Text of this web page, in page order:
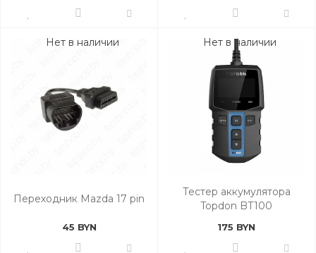
Нет в наличии
Переходник Mazda 17 pin
45 BYN
Нет в наличии
Тестер аккумулятора
Topdon BT100
175 BYN